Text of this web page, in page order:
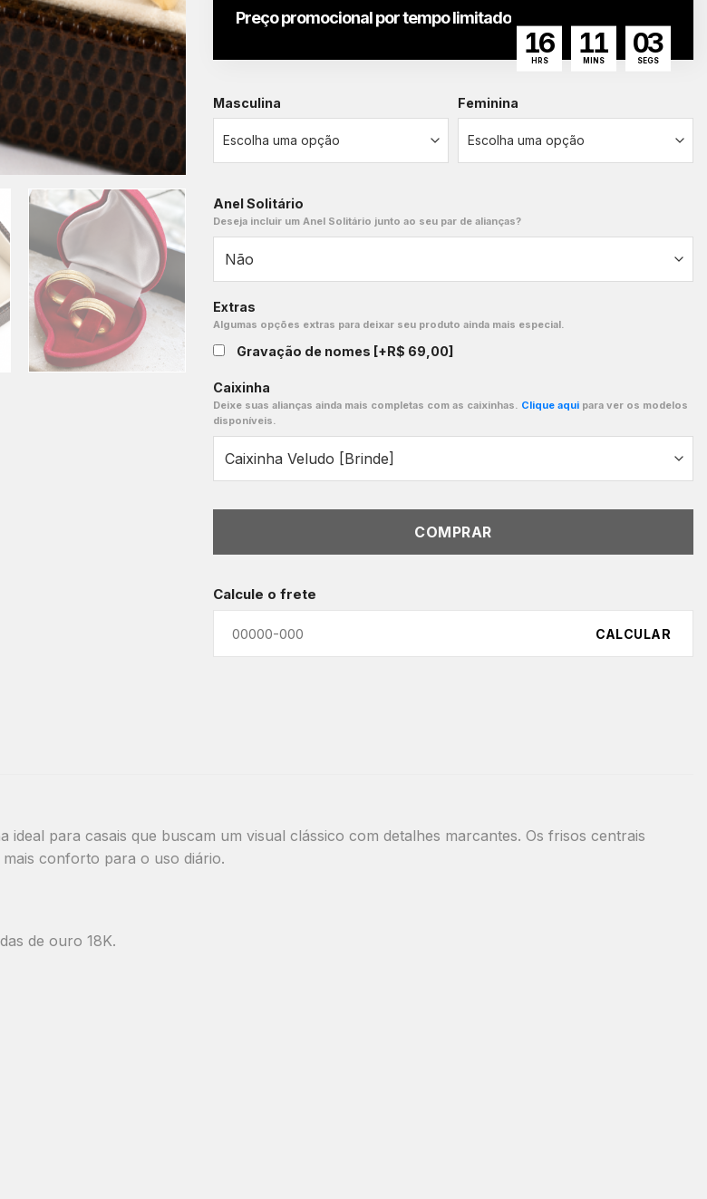
Preço promocional por tempo limitado
16
HRS
11
MINS
01
SEGS
Masculina Feminina
Anel Solitário
Deseja incluir um Anel Solitário junto ao seu par de alianças?
Extras
Algumas opções extras para deixar seu produto ainda mais especial.
Gravação de nomes [+R$ 69,00]
Caixinha
Deixe suas alianças ainda mais completas com as caixinhas. Clique aqui para ver os modelos
disponíveis.
COMPRAR
Calcule o frete
CALCULAR
para casais que buscam um visual clássico com detalhes marcantes. Os frisos centrais
conforto para o uso diário.
de ouro 18K.